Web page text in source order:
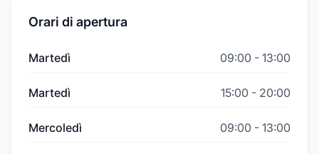
Orari di apertura
Martedì 09:00 - 13:00
Martedì 15:00 - 20:00
Mercoledì 09:00 - 13:00